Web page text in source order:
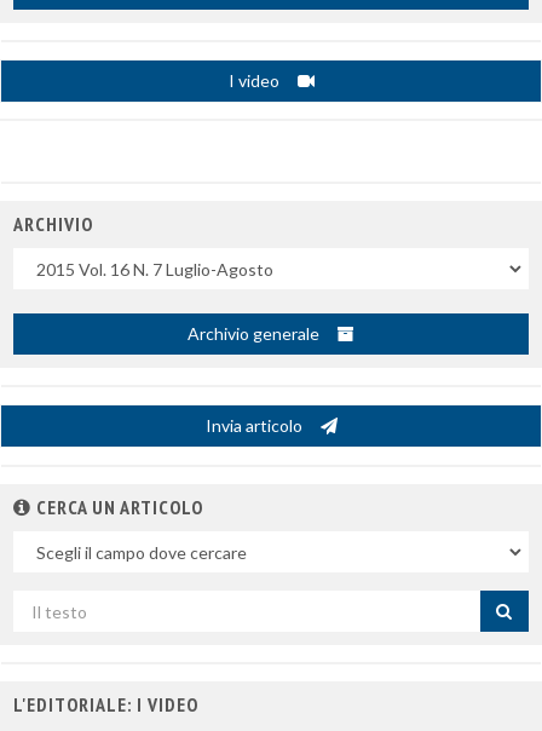
I video
ARCHIVIO
Archivio generale
Invia articolo
CERCA UN ARTICOLO
campo
per
L'EDITORIALE: I VIDEO